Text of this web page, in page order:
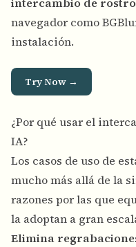
navegador como
instalación.
Try Now →
¿Por qué usar el
IA?
Los casos de uso de
mucho más allá de la
razones por las que
la adoptan a gran
Elimina